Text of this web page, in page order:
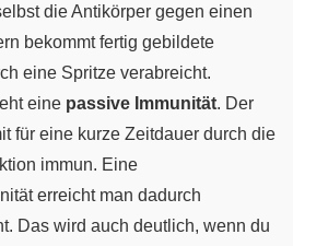
die Antikörper gegen einen
bekommt fertig gebildete
eine Spritze verabreicht.
eine passive Immunität. Der
für eine kurze Zeitdauer durch die
immun. Eine
erreicht man dadurch
Das wird auch deutlich, wenn du